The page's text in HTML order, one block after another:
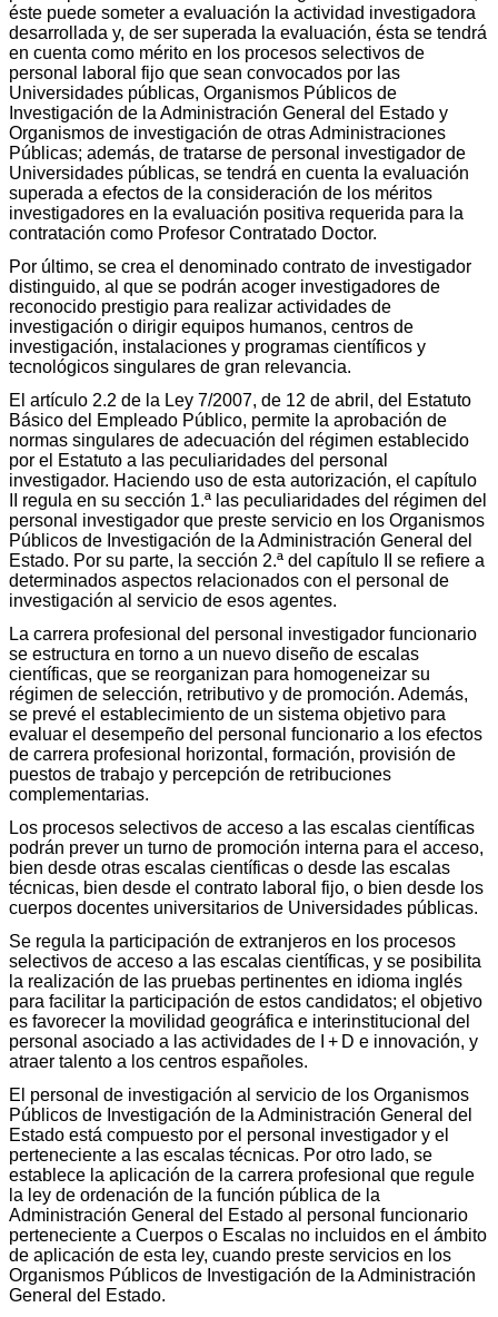
éste puede someter a evaluación la actividad investigadora
desarrollada y, de ser superada la evaluación, ésta se tendrá
en cuenta como mérito en los procesos selectivos de
personal laboral fijo que sean convocados por las
Universidades públicas, Organismos Públicos de
Investigación de la Administración General del Estado y
Organismos de investigación de otras Administraciones
Públicas; además, de tratarse de personal investigador de
Universidades públicas, se tendrá en cuenta la evaluación
superada a efectos de la consideración de los méritos
investigadores en la evaluación positiva requerida para la
contratación como Profesor Contratado Doctor.
Por último, se crea el denominado contrato de investigador
distinguido, al que se podrán acoger investigadores de
reconocido prestigio para realizar actividades de
investigación o dirigir equipos humanos, centros de
investigación, instalaciones y programas científicos y
tecnológicos singulares de gran relevancia.
El artículo 2.2 de la Ley 7/2007, de 12 de abril, del Estatuto
Básico del Empleado Público, permite la aprobación de
normas singulares de adecuación del régimen establecido
por el Estatuto a las peculiaridades del personal
investigador. Haciendo uso de esta autorización, el capítulo
II regula en su sección 1.ª las peculiaridades del régimen del
personal investigador que preste servicio en los Organismos
Públicos de Investigación de la Administración General del
Estado. Por su parte, la sección 2.ª del capítulo II se refiere a
determinados aspectos relacionados con el personal de
investigación al servicio de esos agentes.
La carrera profesional del personal investigador funcionario
se estructura en torno a un nuevo diseño de escalas
científicas, que se reorganizan para homogeneizar su
régimen de selección, retributivo y de promoción. Además,
se prevé el establecimiento de un sistema objetivo para
evaluar el desempeño del personal funcionario a los efectos
de carrera profesional horizontal, formación, provisión de
puestos de trabajo y percepción de retribuciones
complementarias.
Los procesos selectivos de acceso a las escalas científicas
podrán prever un turno de promoción interna para el acceso,
bien desde otras escalas científicas o desde las escalas
técnicas, bien desde el contrato laboral fijo, o bien desde los
cuerpos docentes universitarios de Universidades públicas.
Se regula la participación de extranjeros en los procesos
selectivos de acceso a las escalas científicas, y se posibilita
la realización de las pruebas pertinentes en idioma inglés
para facilitar la participación de estos candidatos; el objetivo
es favorecer la movilidad geográfica e interinstitucional del
personal asociado a las actividades de I + D e innovación, y
atraer talento a los centros españoles.
El personal de investigación al servicio de los Organismos
Públicos de Investigación de la Administración General del
Estado está compuesto por el personal investigador y el
perteneciente a las escalas técnicas. Por otro lado, se
establece la aplicación de la carrera profesional que regule
la ley de ordenación de la función pública de la
Administración General del Estado al personal funcionario
perteneciente a Cuerpos o Escalas no incluidos en el ámbito
de aplicación de esta ley, cuando preste servicios en los
Organismos Públicos de Investigación de la Administración
General del Estado.